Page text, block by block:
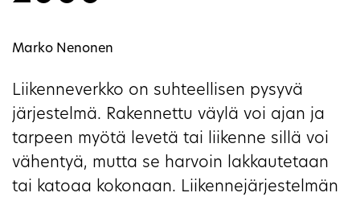
Marko Nenonen
Liikenneverkko on suhteellisen pysyvä
järjestelmä. Rakennettu väylä voi ajan ja
tarpeen myötä levetä tai liikenne sillä voi
vähentyä, mutta se harvoin lakkautetaan
tai katoaa kokonaan. Liikennejärjestelmän